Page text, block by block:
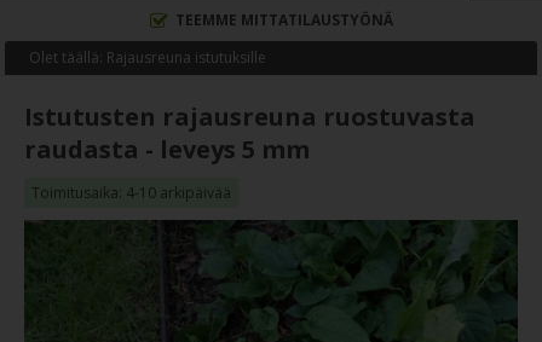
TEEMME MITTATILAUSTYÖNÄ
Olet täällä: Rajausreuna istutuksille
Istutusten rajausreuna ruostuvasta
raudasta - leveys 5 mm
Toimitusaika: 4-10 arkipäivää